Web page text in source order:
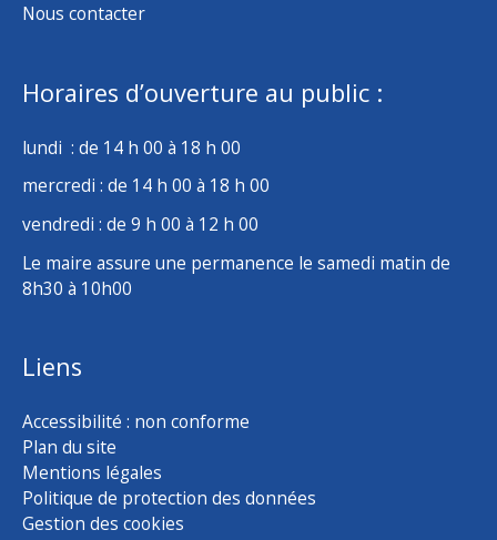
Nous contacter
Horaires d’ouverture au public :
lundi : de 14 h 00 à 18 h 00
mercredi : de 14 h 00 à 18 h 00
vendredi : de 9 h 00 à 12 h 00
Le maire assure une permanence le samedi matin de
8h30 à 10h00
Liens
Accessibilité : non conforme
Plan du site
Mentions légales
Politique de protection des données
Gestion des cookies